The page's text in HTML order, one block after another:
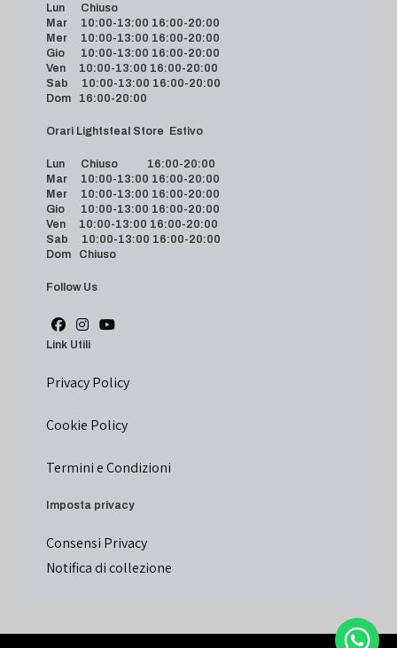
Lun Chiuso
Mar 10:00-13:00 16:00-20:00
Mer 10:00-13:00 16:00-20:00
Gio 10:00-13:00 16:00-20:00
Ven 10:00-13:00 16:00-20:00
Sab 10:00-13:00 16:00-20:00
Dom 16:00-20:00
Orari Lightsteal Store Estivo
Lun Chiuso 16:00-20:00
Mar 10:00-13:00 16:00-20:00
Mer 10:00-13:00 16:00-20:00
Gio 10:00-13:00 16:00-20:00
Ven 10:00-13:00 16:00-20:00
Sab 10:00-13:00 16:00-20:00
Dom Chiuso
Follow Us
Link Utili
Privacy Policy
Cookie Policy
Termini e Condizioni
Imposta privacy
Consensi Privacy
Notifica di collezione